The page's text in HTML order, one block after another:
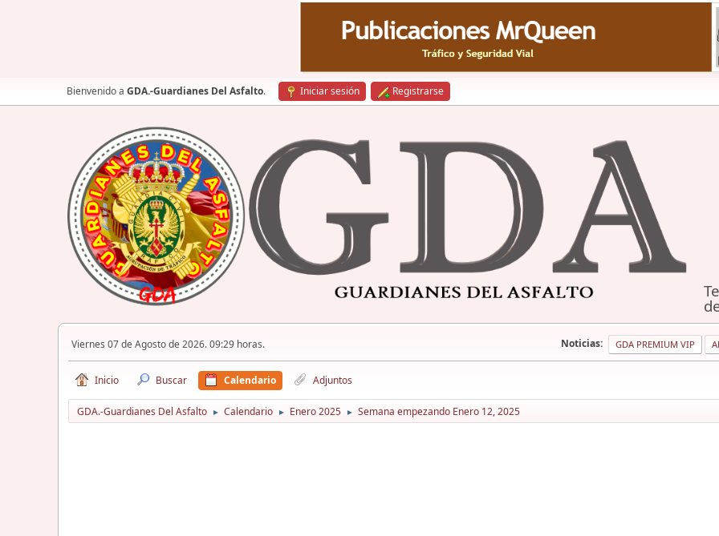
Bienvenido a GDA.-Guardianes Del Asfalto. Iniciar sesión Registrarse
Viernes 07 de Agosto de 2026. 09:29 horas. Noticias: GDA PREMIUM VIP
Inicio Buscar Calendario Adjuntos
GDA.-Guardianes Del Asfalto ► Calendario ► Enero 2025 ► Semana empezando Enero 12, 2025